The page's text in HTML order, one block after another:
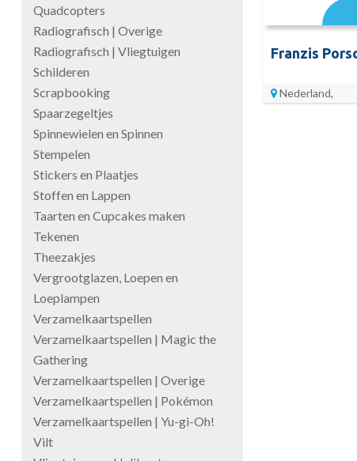
Quadcopters
Radiografisch | Overige
Radiografisch | Vliegtuigen
Schilderen
Scrapbooking
Spaarzegeltjes
Spinnewielen en Spinnen
Stempelen
Stickers en Plaatjes
Stoffen en Lappen
Taarten en Cupcakes maken
Tekenen
Theezakjes
Vergrootglazen, Loepen en
Loeplampen
Verzamelkaartspellen
Verzamelkaartspellen | Magic the
Gathering
Verzamelkaartspellen | Overige
Verzamelkaartspellen | Pokémon
Verzamelkaartspellen | Yu-gi-Oh!
Vilt
Nederland,